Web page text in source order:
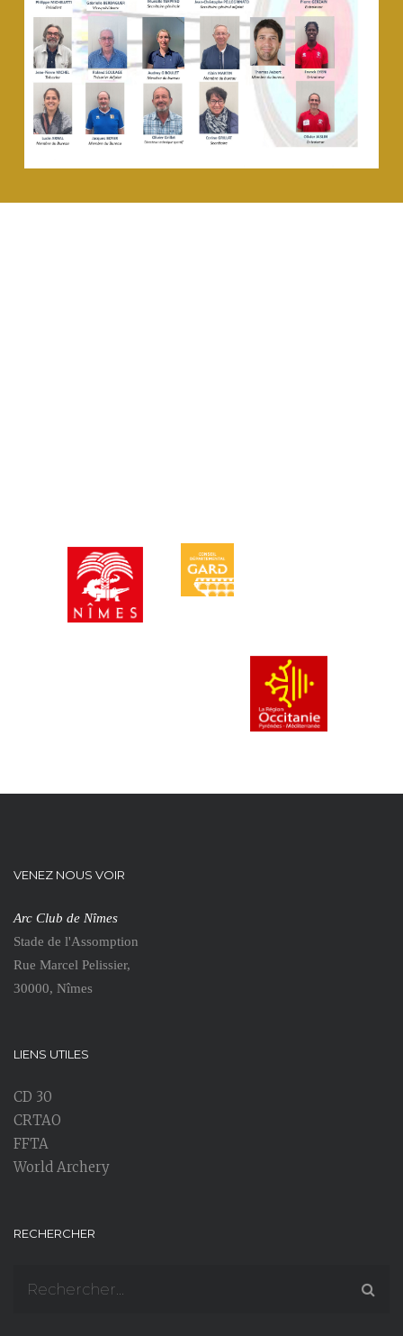
VENEZ NOUS VOIR
Arc Club de Nîmes
Stade de l'Assomption
Rue Marcel Pelissier,
30000, Nîmes
LIENS UTILES
CD 30
CRTAO
FFTA
World Archery
RECHERCHER